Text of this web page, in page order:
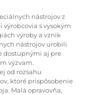
nástrojov z
s vysokým
výroby a vznik
nástrojov urobili
dostupnými aj pre
výzvam.
od rozsahu
ktoré prispôsobenie
Malá opravovňa,